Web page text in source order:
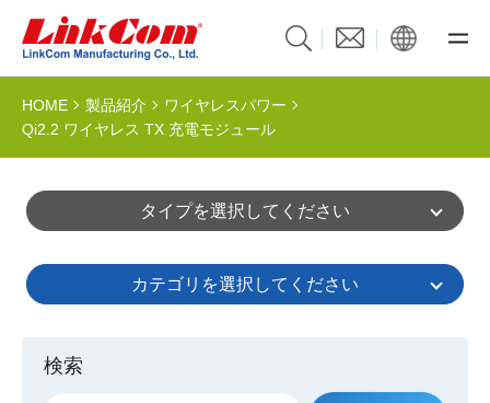
HOME 製品紹介
ワイヤレスパワー
Qi2.2 ワイヤレス TX 充電モジュール
タイプを選択してください
カテゴリを選択してください
検索